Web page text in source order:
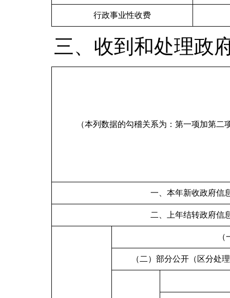
行政事业性收费
三、收到和处理政
（本列数据的勾稽关系为：第一项加第二
一、本年新收政府信
二、上年结转政府信
（二）部分公开（区分处